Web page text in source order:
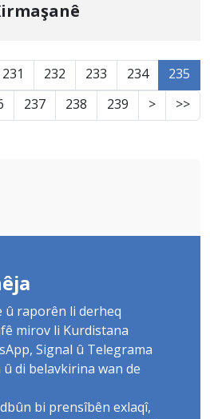
231 232 233 234
235
237 238 239 > >>
û raporên li derheq
mirov li Kurdistana
Signal û Telegrama
di belavkirina wan de
bi prensîbên exlaqî,